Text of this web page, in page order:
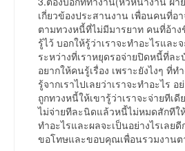
เกี่ยวข้องประสานงาน เพื่อนคนที่อ
ตามทวงหนี้ที่ไม่มีมารยาท คนที่อ้า
รู้ไว้ บอกให้รู้ว่าเราจะทำอะไรและ
ระหว่างที่เราหยุดรอจ่ายปิดหนี้ที่ล
อยากให้คนรู้เรื่อง เพราะยังไงๆ ที่ท
รู้จากเราไปเลยว่าเราจะทำอะไร อ
ถูกทวงหนี้ให้เขารู้ว่าเราจะจ่ายทีเ
ไม่จ่ายทีละนิดแล้วหนี้ไม่หมดสักทีใ
ทำอะไรและผลจะเป็นอย่างไรเลย
ขอโทษและขอบคุณเพื่อนรวมงานต